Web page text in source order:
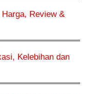
Review &
Kelebihan dan